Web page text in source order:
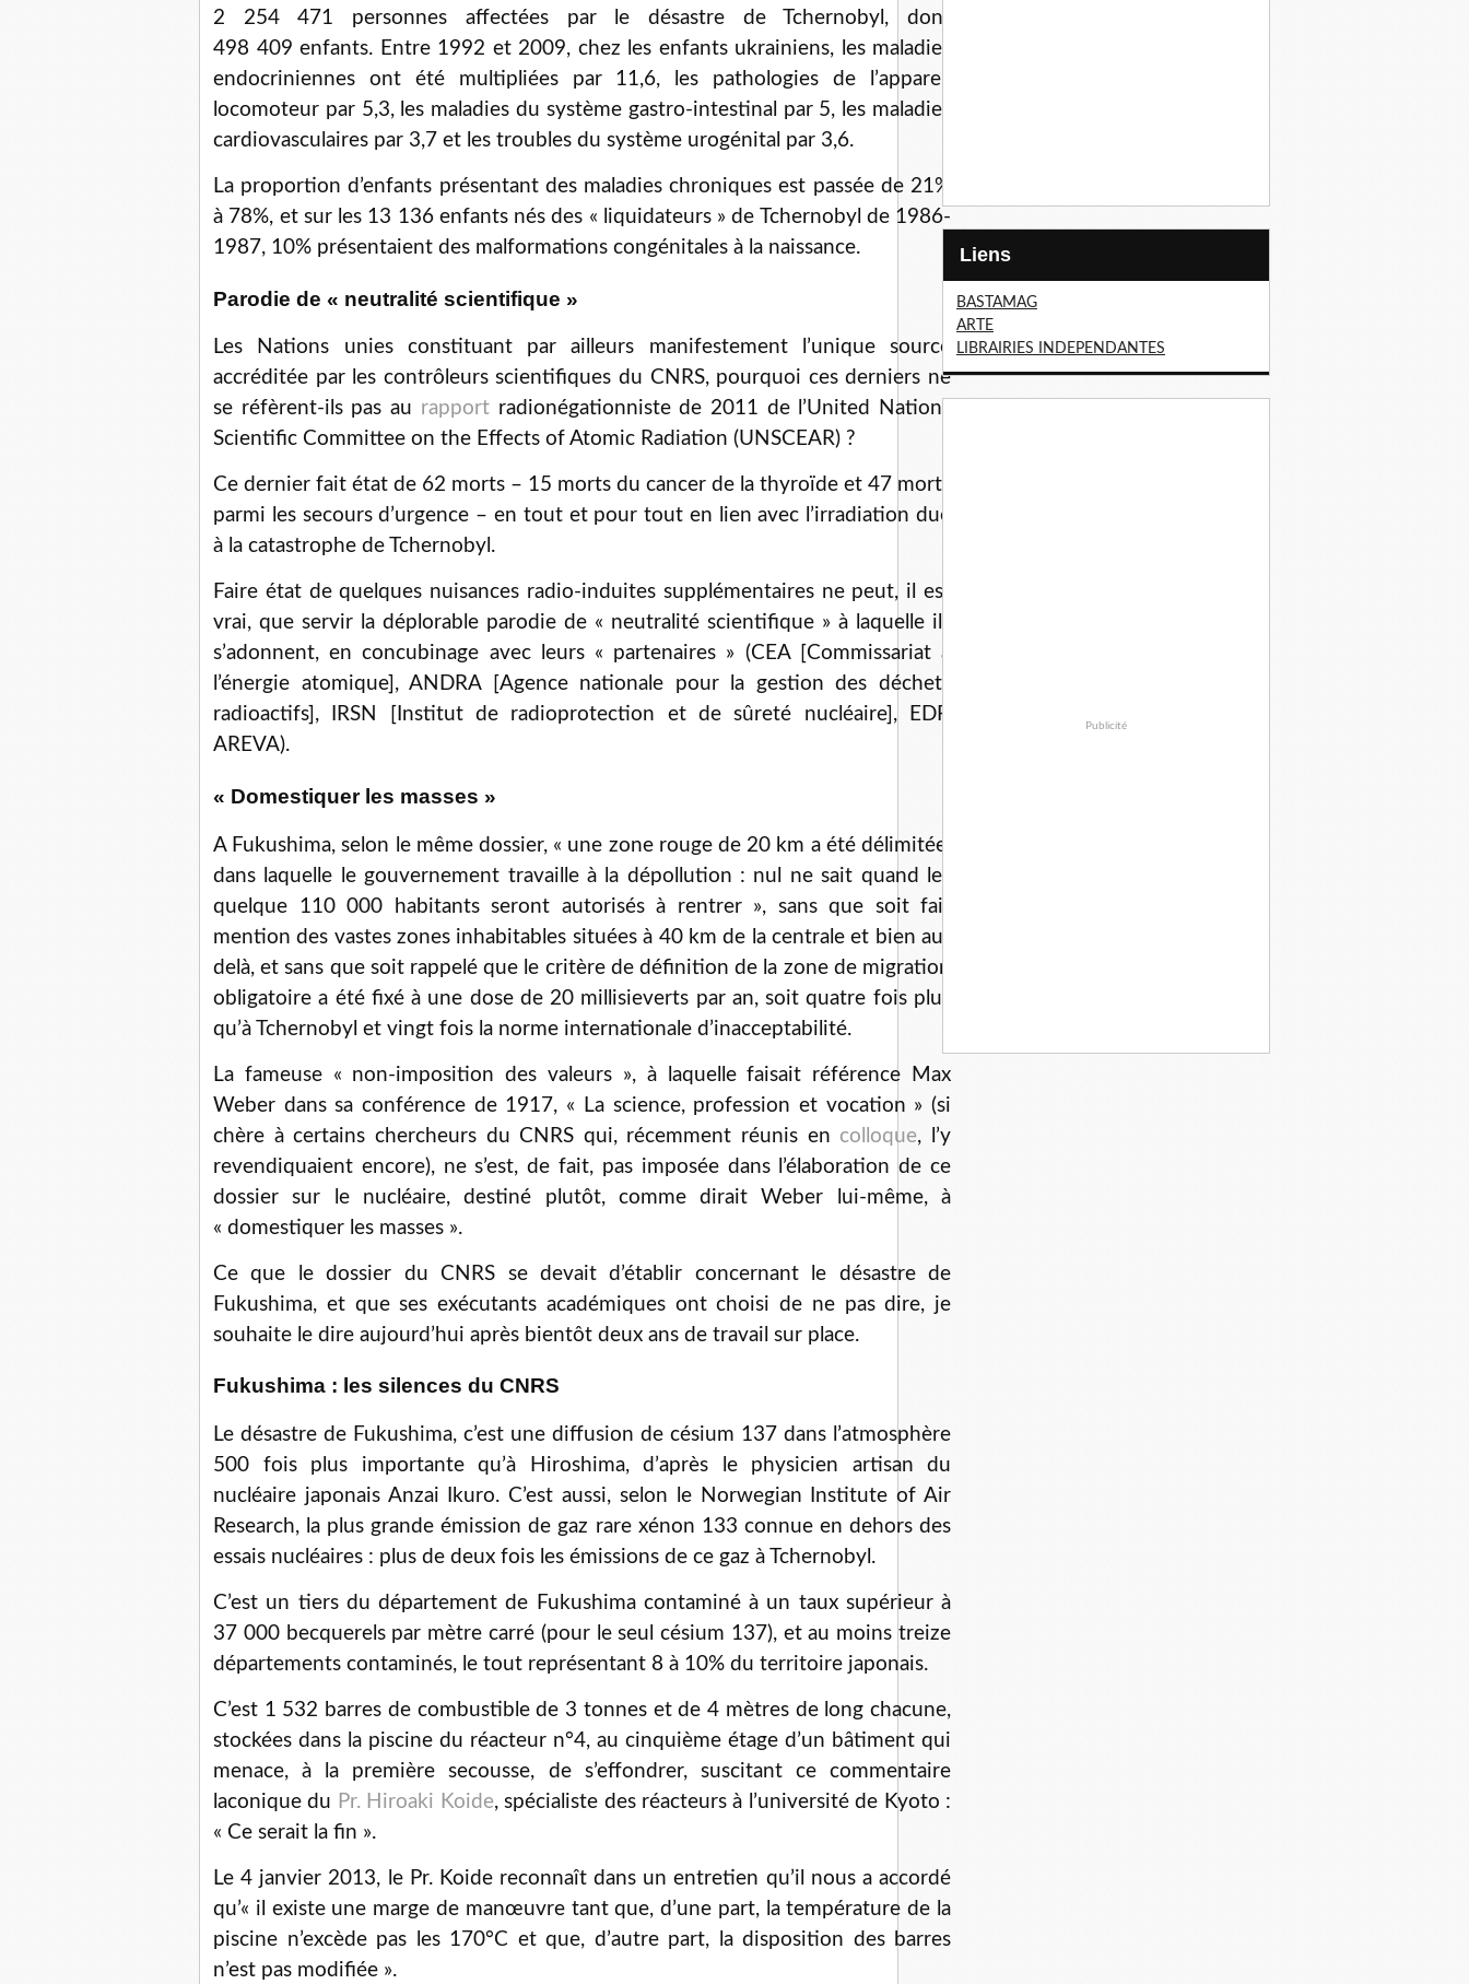
2 254 471 personnes affectées par le désastre de Tchernobyl, dont
498 409 enfants. Entre 1992 et 2009, chez les enfants ukrainiens, les maladies
endocriniennes ont été multipliées par 11,6, les pathologies de l’appareil
locomoteur par 5,3, les maladies du système gastro-intestinal par 5, les maladies
cardiovasculaires par 3,7 et les troubles du système urogénital par 3,6.
La proportion d’enfants présentant des maladies chroniques est passée de 21%
à 78%, et sur les 13 136 enfants nés des « liquidateurs » de Tchernobyl de 1986-
1987, 10% présentaient des malformations congénitales à la naissance.
Parodie de « neutralité scientifique »
Les Nations unies constituant par ailleurs manifestement l’unique source
accréditée par les contrôleurs scientifiques du CNRS, pourquoi ces derniers ne
se réfèrent-ils pas au rapportradionégationniste de 2011 de l’United Nations
Scientific Committee on the Effects of Atomic Radiation (UNSCEAR) ?
Ce dernier fait état de 62 morts – 15 morts du cancer de la thyroïde et 47 morts
parmi les secours d’urgence – en tout et pour tout en lien avec l’irradiation due
à la catastrophe de Tchernobyl.
Faire état de quelques nuisances radio-induites supplémentaires ne peut, il est
vrai, que servir la déplorable parodie de « neutralité scientifique » à laquelle ils
s’adonnent, en concubinage avec leurs « partenaires » (CEA [Commissariat à
l’énergie atomique], ANDRA [Agence nationale pour la gestion des déchets
radioactifs], IRSN [Institut de radioprotection et de sûreté nucléaire], EDF,
AREVA).
« Domestiquer les masses »
A Fukushima, selon le même dossier, « une zone rouge de 20 km a été délimitée,
dans laquelle le gouvernement travaille à la dépollution : nul ne sait quand les
quelque 110 000 habitants seront autorisés à rentrer », sans que soit fait
mention des vastes zones inhabitables situées à 40 km de la centrale et bien au-
delà, et sans que soit rappelé que le critère de définition de la zone de migration
obligatoire a été fixé à une dose de 20 millisieverts par an, soit quatre fois plus
qu’à Tchernobyl et vingt fois la norme internationale d’inacceptabilité.
La fameuse « non-imposition des valeurs », à laquelle faisait référence Max
Weber dans sa conférence de 1917, « La science, profession et vocation » (si
chère à certains chercheurs du CNRS qui, récemment réunis en colloque, l’y
revendiquaient encore), ne s’est, de fait, pas imposée dans l’élaboration de ce
dossier sur le nucléaire, destiné plutôt, comme dirait Weber lui-même, à
« domestiquer les masses ».
Ce que le dossier du CNRS se devait d’établir concernant le désastre de
Fukushima, et que ses exécutants académiques ont choisi de ne pas dire, je
souhaite le dire aujourd’hui après bientôt deux ans de travail sur place.
Fukushima : les silences du CNRS
Le désastre de Fukushima, c’est une diffusion de césium 137 dans l’atmosphère
500 fois plus importante qu’à Hiroshima, d’après le physicien artisan du
nucléaire japonais Anzai Ikuro. C’est aussi, selon le Norwegian Institute of Air
Research, la plus grande émission de gaz rare xénon 133 connue en dehors des
essais nucléaires : plus de deux fois les émissions de ce gaz à Tchernobyl.
C’est un tiers du département de Fukushima contaminé à un taux supérieur à
37 000 becquerels par mètre carré (pour le seul césium 137), et au moins treize
départements contaminés, le tout représentant 8 à 10% du territoire japonais.
C’est 1 532 barres de combustible de 3 tonnes et de 4 mètres de long chacune,
stockées dans la piscine du réacteur n°4, au cinquième étage d’un bâtiment qui
menace, à la première secousse, de s’effondrer, suscitant ce commentaire
laconique du Pr. Hiroaki Koide, spécialiste des réacteurs à l’université de Kyoto :
« Ce serait la fin ».
Le 4 janvier 2013, le Pr. Koide reconnaît dans un entretien qu’il nous a accordé
qu’« il existe une marge de manœuvre tant que, d’une part, la température de la
piscine n’excède pas les 170°C et que, d’autre part, la disposition des barres
n’est pas modifiée ».
Liens
BASTAMAG
ARTE
LIBRAIRIES INDEPENDANTES
Publicité